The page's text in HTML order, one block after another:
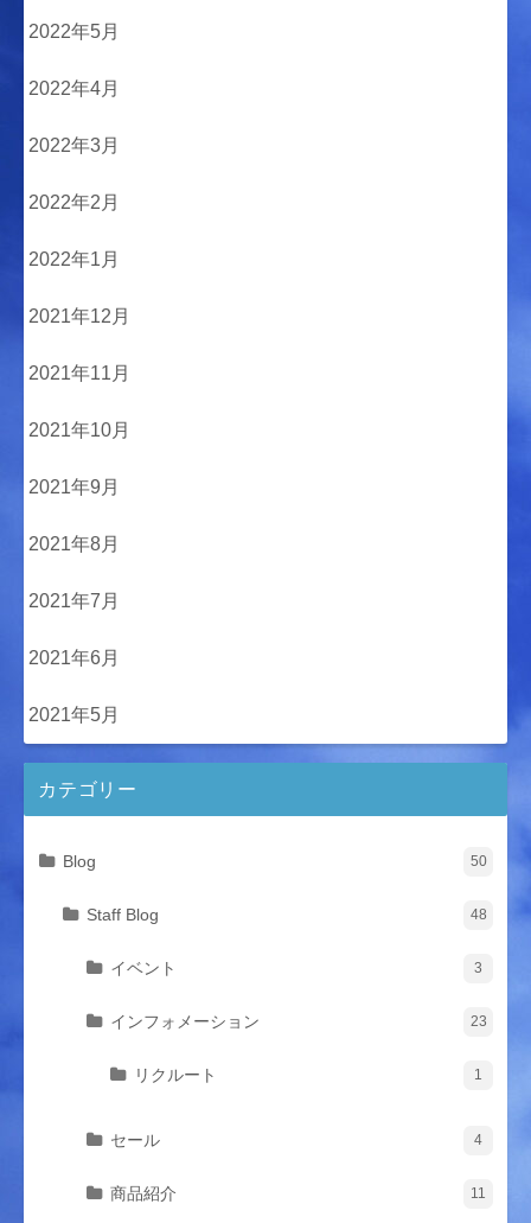
2022年5月
2022年4月
2022年3月
2022年2月
2022年1月
2021年12月
2021年11月
2021年10月
2021年9月
2021年8月
2021年7月
2021年6月
2021年5月
カテゴリー
Blog 50
Staff Blog 48
イベント 3
インフォメーション 23
リクルート 1
セール 4
商品紹介 11